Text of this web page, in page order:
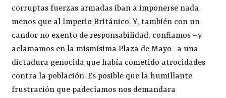
corruptas fuerzas armadas iban a imponerse nada
menos que al Imperio Británico. Y, también con un
candor no exento de responsabilidad, confiamos –y
aclamamos en la mismísima Plaza de Mayo- a una
dictadura genocida que había cometido atrocidades
contra la población. Es posible que la humillante
frustración que padecíamos nos demandara